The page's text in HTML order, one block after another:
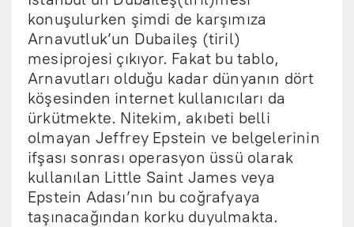
konuşulurken şimdi de karşımıza
Arnavutluk’un Dubaileş (tiril)
mesiprojesi çıkıyor. Fakat bu tablo,
Arnavutları olduğu kadar dünyanın dört
köşesinden internet kullanıcıları da
ürkütmekte. Nitekim, akıbeti belli
olmayan Jeffrey Epstein ve belgelerinin
ifşası sonrası operasyon üssü olarak
kullanılan Little Saint James veya
Epstein Adası’nın bu coğrafyaya
taşınacağından korku duyulmakta.